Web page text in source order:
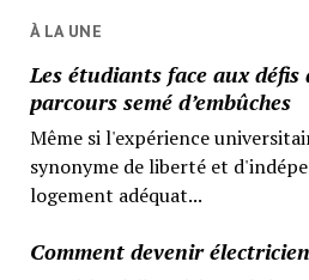
À LA UNE
Les étudiants face aux
parcours semé d’embûches
Même si l'expérience
synonyme de liberté et
logement adéquat...
Comment devenir